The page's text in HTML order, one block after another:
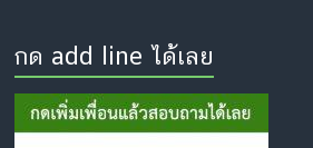
กด add line ได้เลย